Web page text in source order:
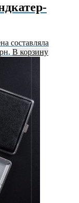
составляла
В корзину